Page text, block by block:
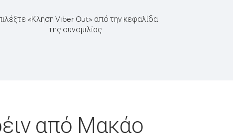
«Κλήση Viber Out» από την κεφαλίδα
της συνομιλίας
από Μακάο